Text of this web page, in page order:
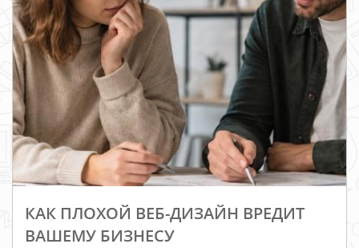
КАК ПЛОХОЙ ВЕБ-ДИЗАЙН ВРЕДИТ
ВАШЕМУ БИЗНЕСУ